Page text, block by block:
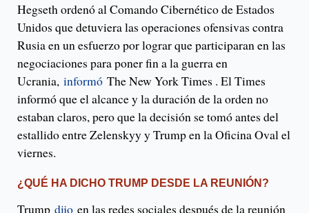
Hegseth ordenó al Comando Cibernético de Estados
Unidos que detuviera las operaciones ofensivas contra
Rusia en un esfuerzo por lograr que participaran en las
negociaciones para poner fin a la guerra en
Ucrania, informó The New York Times . El Times
informó que el alcance y la duración de la orden no
estaban claros, pero que la decisión se tomó antes del
estallido entre Zelenskyy y Trump en la Oficina Oval el
viernes.
¿QUÉ HA DICHO TRUMP DESDE LA REUNIÓN?
Trump dijo en las redes sociales después de la reunión